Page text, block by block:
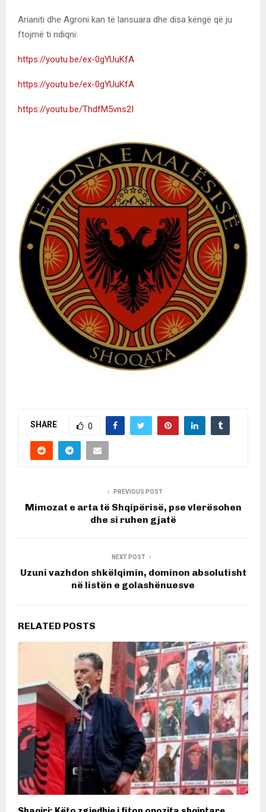
Arianiti dhe Agroni kan të lansuara dhe disa këngë që ju
ftojmë ti ndiqni:
https://youtu.be/ex-0gYUuKfA
https://youtu.be/ex-0gYUuKfA
https://youtu.be/ThdfM5vns2I
SHARE 0
PREVIOUS POST
Mimozat e arta të Shqipërisë, pse vlerësohen
dhe si ruhen gjatë
NEXT POST
Uzuni vazhdon shkëlqimin, dominon absolutisht
në listën e golashënuesve
RELATED POSTS